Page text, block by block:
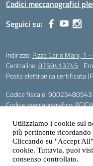
Codici meccanografici
Seguici su:
Indirizzo: P.zza Carlo Marx, 1
Centralino:0759413745
Posta elettronica certificata
Codice fiscale: 90025480543
Codice meccanografico:
Gestione sito web: prof.
Utilizziamo i cookie sul
più pertinente
Cliccando su "Accept
cookie. Tuttavia, puoi
consenso controllato.